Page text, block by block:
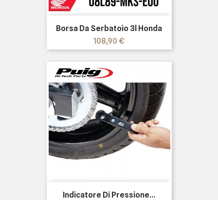
Borsa Da Serbatoio 3l Honda
Prezzo
108,90 €
Indicatore Di Pressione...